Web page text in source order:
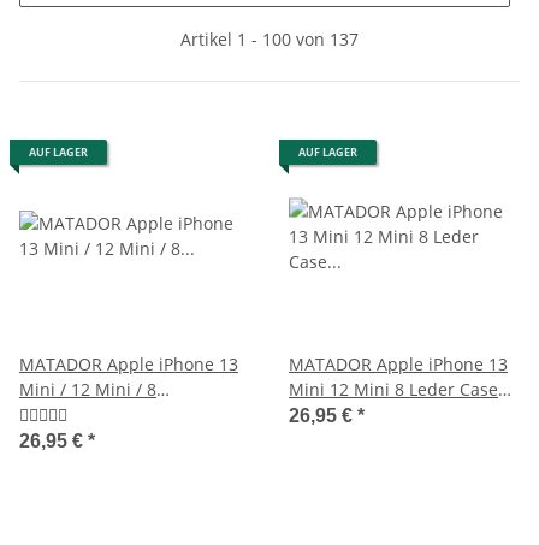
Artikel 1 - 100 von 137
AUF LAGER
MATADOR Apple iPhone 13
Mini / 12 Mini / 8
Gürteltasche Schwarz
26,95 € *
AUF LAGER
MATADOR Apple iPhone 13
Mini 12 Mini 8 Leder Case
Hülle Schwarz
26,95 € *